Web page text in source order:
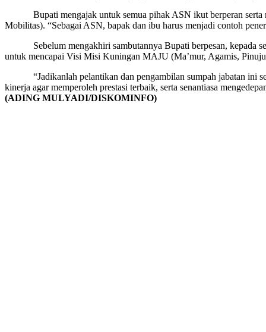
Bupati mengajak untuk semua pihak ASN ikut berperan serta
Mobilitas). “Sebagai ASN, bapak dan ibu harus menjadi contoh
Sebelum mengakhiri sambutannya Bupati berpesan, kepada
untuk mencapai Visi Misi Kuningan MAJU (Ma’mur, Agamis,
“Jadikanlah pelantikan dan pengambilan sumpah jabatan ini
kinerja agar memperoleh prestasi terbaik, serta senantiasa
(ADING MULYADI/DISKOMINFO)